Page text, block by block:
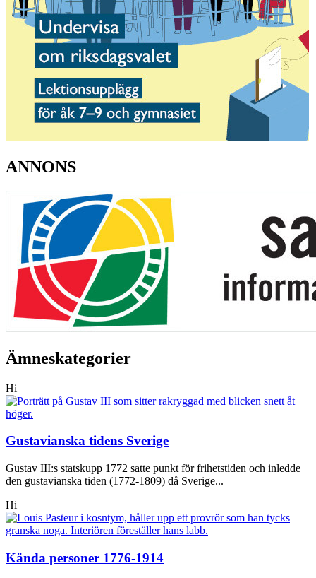
ANNONS
Ämneskategorier
Hi
Gustavianska tidens Sverige
Gustav III:s statskupp 1772 satte punkt för frihetstiden och inledde
den gustavianska tiden (1772-1809) då Sverige...
Hi
Kända personer 1776-1914